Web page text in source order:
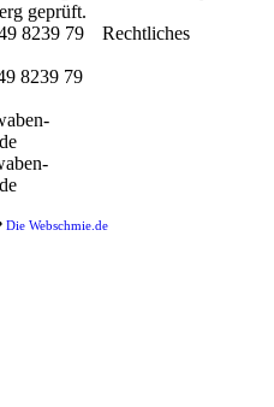
geprüft.
8239 79
8239 79
Rechtliches
Die Webschmie.de